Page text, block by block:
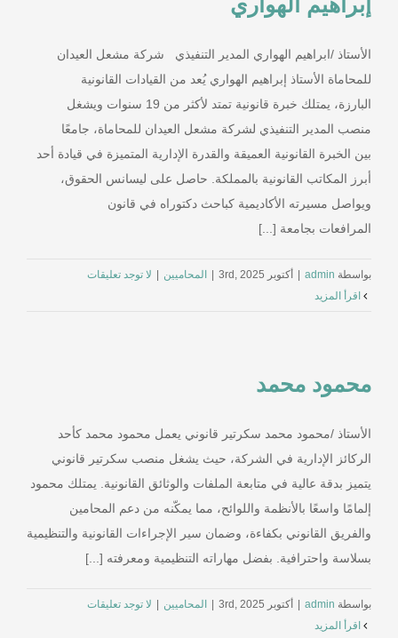
الأستاذ /ابراهيم الهواري المدير التنفيذي شركة مشعل العيدان
للمحاماة الأستاذ إبراهيم الهواري يُعد من القيادات القانونية
البارزة، يمتلك خبرة قانونية تمتد لأكثر من 19 سنوات ويشغل
منصب المدير التنفيذي لشركة مشعل العيدان للمحاماة، جامعًا
بين الخبرة القانونية العميقة والقدرة الإدارية المتميزة في قيادة أحد
أبرز المكاتب القانونية بالمملكة. حاصل على ليسانس الحقوق،
ويواصل مسيرته الأكاديمية كباحث دكتوراه في قانون
المرافعات بجامعة [...]
بواسطة admin أكتوبر 3rd, 2025 المحاميين
لا توجد تعليقات
محمود محمد
الأستاذ /محمود محمد سكرتير قانوني يعمل محمود محمد كأحد
الركائز الإدارية في الشركة، حيث يشغل منصب سكرتير قانوني
يتميز بدقة عالية في متابعة الملفات والوثائق القانونية. يمتلك محمود
إلمامًا واسعًا بالأنظمة واللوائح، مما يمكّنه من دعم المحامين
والفريق القانوني بكفاءة، وضمان سير الإجراءات القانونية والتنظيمية
بسلاسة واحترافية. بفضل مهاراته التنظيمية ومعرفته [...]
بواسطة admin أكتوبر 3rd, 2025 المحاميين
لا توجد تعليقات